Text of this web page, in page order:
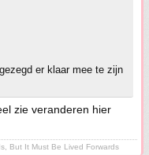
er klaar mee te zijn
zie veranderen hier
But It Must Be Lived Forwards